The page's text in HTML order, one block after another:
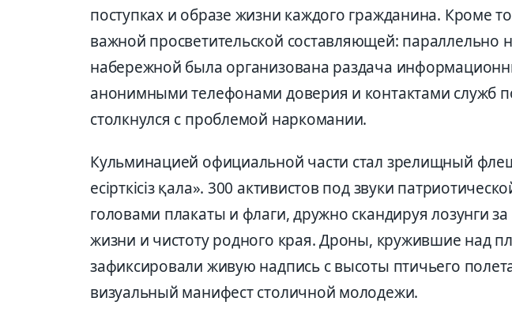
поступках и образе жизни каждого гражданина. Кроме
важной просветительской составляющей: параллельно
набережной была организована раздача
анонимными телефонами доверия и контактами служб
столкнулся с проблемой наркомании.
Кульминацией официальной части стал зрелищный
есірткісіз қала». 300 активистов под звуки
головами плакаты и флаги, дружно скандируя лозунги
жизни и чистоту родного края. Дроны, кружившие над
зафиксировали живую надпись с высоты птичьего
визуальный манифест столичной молодежи.